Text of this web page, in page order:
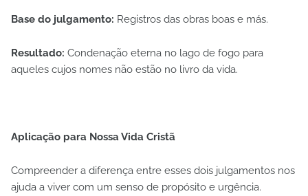
Base do julgamento: Registros das obras boas e más.
Resultado: Condenação eterna no lago de fogo para
aqueles cujos nomes não estão no livro da vida.
Aplicação para Nossa Vida Cristã
Compreender a diferença entre esses dois julgamentos nos
ajuda a viver com um senso de propósito e urgência.